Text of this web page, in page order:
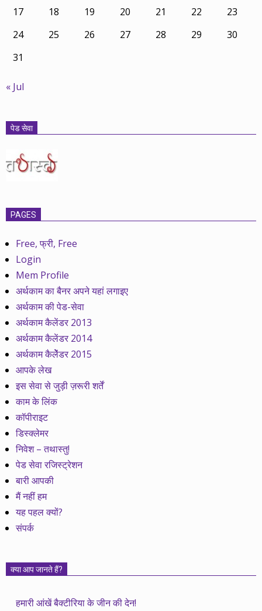
17 18 19 20 21 22
23
24
25 26 27 28 29
30
31
« Jul
पेड सेवा
PAGES
Free, फ्री, Free
Login
Mem Profile
अर्थकाम का बैनर अपने यहां लगाइए
अर्थकाम की पेड-सेवा
अर्थकाम कैलेंडर 2013
अर्थकाम कैलेंडर 2014
अर्थकाम कैलेेंडर 2015
आपके लेख
इस सेवा से जुड़ी ज़रूरी शर्तें
काम के लिंक
कॉपीराइट
डिस्क्लेमर
निवेश – तथास्तु!
पेड सेवा रजिस्ट्रेशन
बारी आपकी
मैं नहीं हम
यह पहल क्यों?
संपर्क
क्या आप जानते हैं?
हमारी आंखें बैक्टीरिया के जीन की देन!